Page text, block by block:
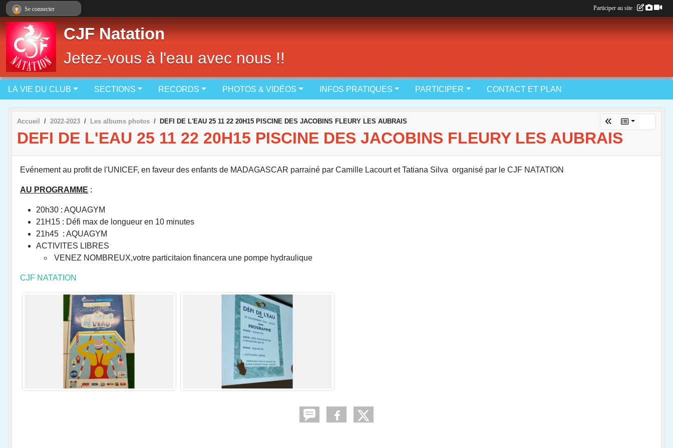
CJF Natation
Jetez-vous à l'eau avec nous !!
LA VIE DU CLUB SECTIONS RECORDS PHOTOS & VIDÉOS INFOS PRATIQUES PARTICIPER CONTACT ET PLAN
Accueil 2022-2023 Les albums photos DEFI DE L'EAU 25 11 22 20H15 PISCINE DES JACOBINS FLEURY LES AUBRAIS
DEFI DE L'EAU 25 11 22 20H15 PISCINE DES JACOBINS FLEURY LES AUBRAIS
Evénement au profit de l'UNICEF, en faveur des enfants de MADAGASCAR parrainé par Camille Lacourt et Tatiana Silva organisé par le CJF NATATION
AU PROGRAMME :
20h30 : AQUAGYM
21H15 : Défi max de longueur en 10 minutes
21h45 : AQUAGYM
ACTIVITES LIBRES
VENEZ NOMBREUX,votre particitaion financera une pompe hydraulique
CJF NATATION
Se connecter Participer au site :
Panneau de gestion des cookies